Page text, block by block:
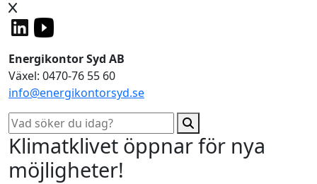
Energikontor Syd AB
Växel: 0470-76 55 60
info@energikontorsyd.se
Klimatklivet öppnar för nya
möjligheter!